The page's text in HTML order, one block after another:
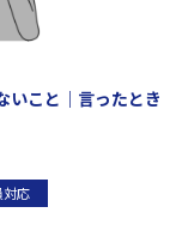
いこと｜言ったとき
応